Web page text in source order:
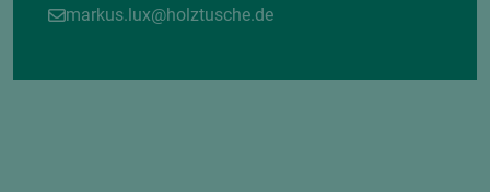
markus.lux@holztusche.de